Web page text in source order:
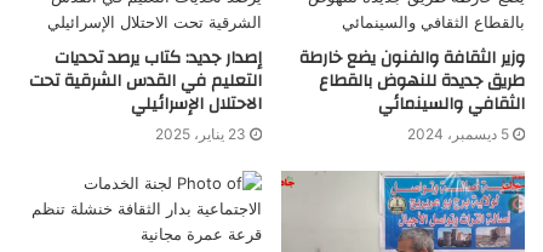
وزير الثقافة والفنون يضع خارطة
طريق جديدة للنهوض بالقطاع
الثقافي والسينمائي
5 ديسمبر، 2024
إصدار جديد: كتاب يرصد تحديات
التعليم في القدس الشرقية تحت
الاحتلال الإسرائيلي
23 يناير، 2025